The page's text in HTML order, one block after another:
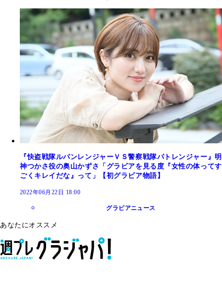
『快盗戦隊ルパンレンジャーＶＳ警察戦隊パトレンジャー』明
神つかさ役の奥山かずさ「グラビアを見る度『女性の体ってす
ごくキレイだな』って」【初グラビア物語】
2022年06月22日 18:00
グラビアニュース
あなたにオススメ